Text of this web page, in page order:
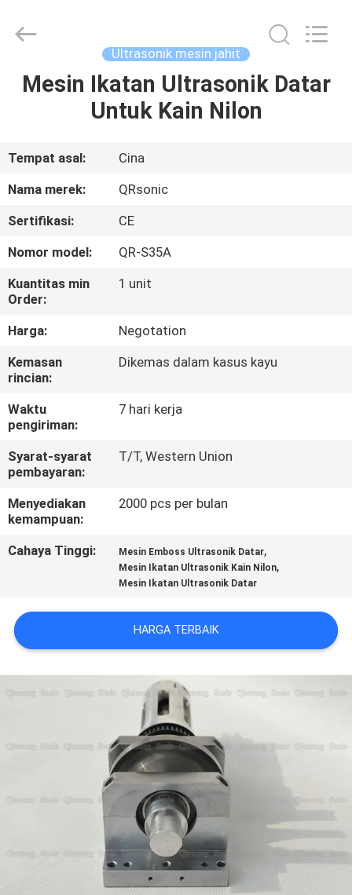
RUMAH
TENTANG
KAMI
TUR
PABRIK
KONTROL
KUALITAS
HUBUNGI
KAMI
KASUS
PENAWARAN
HARGA
SITEMAP
KEBIJAKAN
Equipment
Co.,Ltd.
Reserved.
Ultrasonik mesin jahit
Mesin Ikatan Ultrasonik Datar
Untuk Kain Nilon
Tempat asal:
Cina
Nama merek:
QRsonic
Sertifikasi:
CE
Nomor model:
QR-S35A
Kuantitas min
Order:
1 unit
Harga:
Negotation
Kemasan
rincian:
Dikemas dalam kasus kayu
Waktu
pengiriman:
7 hari kerja
Syarat-syarat
pembayaran:
T/T, Western Union
Menyediakan
kemampuan:
2000 pcs per bulan
Cahaya Tinggi: Mesin Emboss Ultrasonik Datar,
Mesin Ikatan Ultrasonik Kain Nilon,
Mesin Ikatan Ultrasonik Datar
HARGA TERBAIK